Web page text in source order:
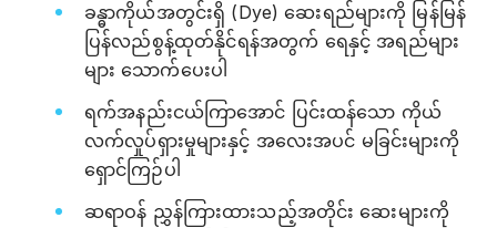
ခန္ဓာကိုယ်အတွင်းရှိ (Dye) ဆေးရည်များကို မြန်မြန်
ပြန်လည်စွန့်ထုတ်နိုင်ရန်အတွက် ရေနှင့် အရည်များ
များ သောက်ပေးပါ
ရက်အနည်းငယ်ကြာအောင် ပြင်းထန်သော ကိုယ်
လက်လှုပ်ရှားမှုများနှင့် အလေးအပင် မခြင်းများကို
ရှောင်ကြဉ်ပါ
ဆရာဝန် ညွှန်ကြားထားသည့်အတိုင်း ဆေးများကို